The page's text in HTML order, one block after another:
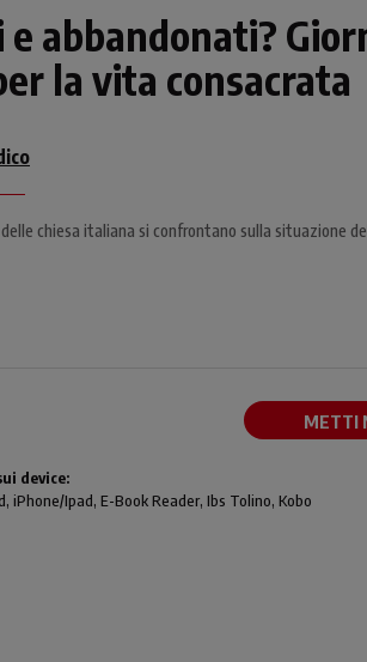
abbandonati?
la vita consacrata
chiesa italiana si confrontano sulla situazione
METTI
device:
iPhone/Ipad, E-Book Reader, Ibs Tolino, Kobo